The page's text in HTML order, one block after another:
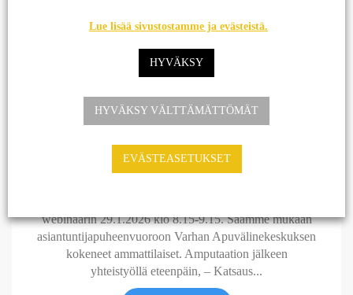
Ajankohtaista
AMPUTAATIO,PROTEESI,VAKUUTUSKUNTOUTUS
WEBINAARI
TAMMIKUUN WEBINAARI TÄRKEÄSTÄ
AIHEESTA: AMPUTAATION JÄLKEEN
webinaarin 29.1.2026 klo 8.15-9.15. Saamme mukaan
asiantuntijapuheenvuoroon Varhan Apuvälinekeskuksen
kokeneet ammattilaiset. Amputaation jälkeen
yhteistyöllä eteenpäin, – Katsaus...
Lue lisää sivustostamme ja evästeistä.
HYVÄKSY
HYVÄKSY VÄLTTÄMÄTTÖMÄT
EVÄSTEASETUKSET